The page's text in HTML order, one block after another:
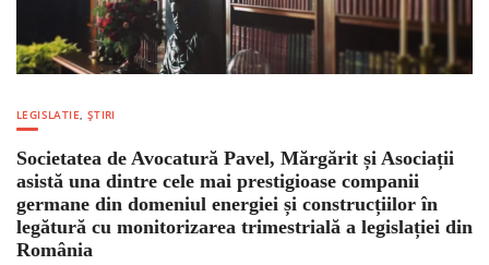
LEGISLATIE, ȘTIRI
Societatea de Avocatură Pavel, Mărgărit și Asociații
asistă una dintre cele mai prestigioase companii
germane din domeniul energiei și construcțiilor în
legătură cu monitorizarea trimestrială a legislației din
România